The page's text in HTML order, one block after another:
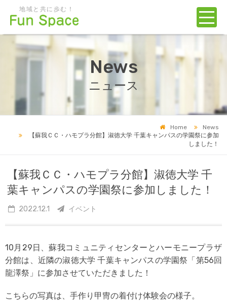
地域と共に歩む！
News
ニュース
Home
News
【蘇我ＣＣ・ハモプラ分館】淑徳大学 千葉キャンパスの学園祭に参加
しました！
【蘇我ＣＣ・ハモプラ分館】淑徳大学 千
葉キャンパスの学園祭に参加しました！
2022.12.1 イベント
10月29日、蘇我コミュニティセンターとハーモニープラザ
分館は、近隣の淑徳大学 千葉キャンパスの学園祭「第56回
龍澤祭」に参加させていただきました！
こちらの写真は、手作り甲冑の着付け体験会の様子。